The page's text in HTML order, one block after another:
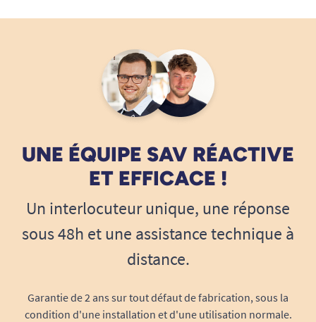
dans certains états des États-Unis.
et résistent jusqu'à 250 °C dans un lave vaisselle
ou un micro-onde.
UNE ÉQUIPE SAV RÉACTIVE
ET EFFICACE !
Un interlocuteur unique, une réponse
sous 48h et une assistance technique à
distance.
Garantie de 2 ans sur tout défaut de fabrication, sous la
condition d'une installation et d'une utilisation normale.